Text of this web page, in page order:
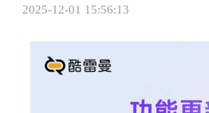
2025-12-01 15:56:13